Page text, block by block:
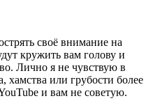
своё внимание на
кружить вам голову и
Лично я не чувствую в
хамства или грубости более
и вам не советую.